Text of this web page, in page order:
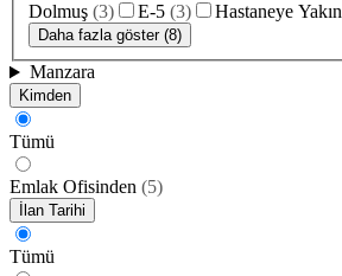
Dolmuş (3) E-5 (3) Hastaneye Yakın
Daha fazla göster (8)
Manzara
Kimden
Tümü
Emlak Ofisinden (5)
İlan Tarihi
Tümü